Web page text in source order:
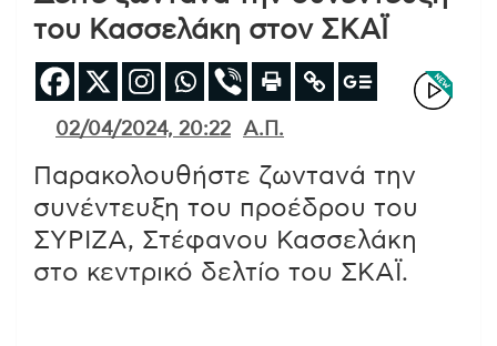
του Κασσελάκη στον ΣΚΑΪ
02/04/2024, 20:22 Α.Π.
Παρακολουθήστε ζωντανά την
συνέντευξη του προέδρου του
ΣΥΡΙΖΑ, Στέφανου Κασσελάκη
στο κεντρικό δελτίο του ΣΚΑΪ.